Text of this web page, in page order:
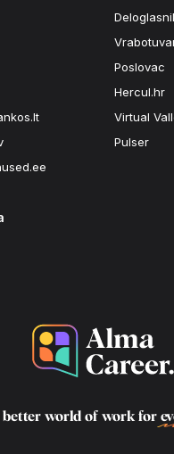
Poslovac
Hercul.hr
Virtual
Pulser
better world of work for